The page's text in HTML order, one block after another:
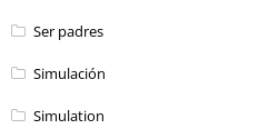
Ser padres
Simulación
Simulation